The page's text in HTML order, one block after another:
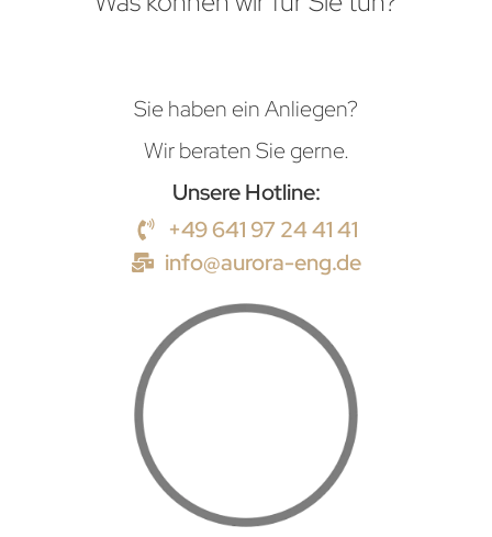
Sie haben ein Anliegen?
Wir beraten Sie gerne.
Unsere Hotline:
+49 641 97 24 41 41
info@aurora-eng.de